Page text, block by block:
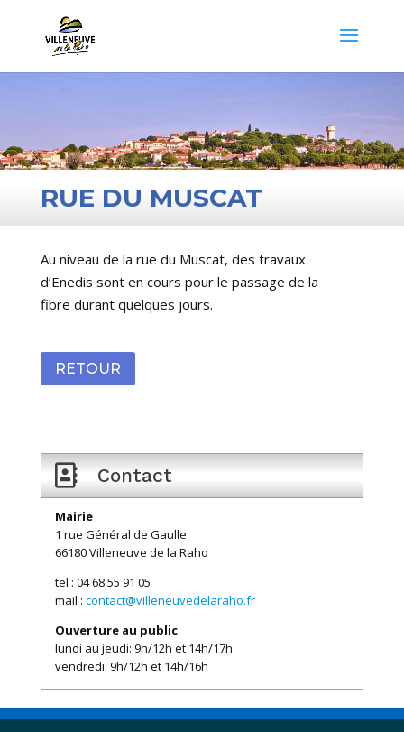
RUE DU MUSCAT
Au niveau de la rue du Muscat, des travaux
d’Enedis sont en cours pour le passage de la
fibre durant quelques jours.
RETOUR
 Contact
Mairie
1 rue Général de Gaulle
66180 Villeneuve de la Raho
tel : 04 68 55 91 05
mail : contact@villeneuvedelaraho.fr
Ouverture au public
lundi au jeudi: 9h/12h et 14h/17h
vendredi: 9h/12h et 14h/16h